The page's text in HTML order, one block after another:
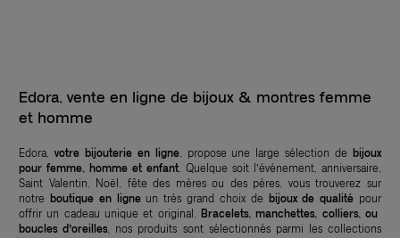
Edora, vente en ligne de bijoux & montres femme
et homme
Edora, votre bijouterie en ligne, propose une large sélection debijoux
pour femme, homme et enfant . Quelque soit l’événement, anniversaire,
Saint Valentin, Noël, fête des mères ou des pères, vous trouverez sur
notre boutique en ligneun très grand choix de bijoux de qualité pour
offrir un cadeau unique et original. Bracelets, manchettes, colliers, ou
boucles d’oreilles, nos produits sont sélectionnés parmi les collections